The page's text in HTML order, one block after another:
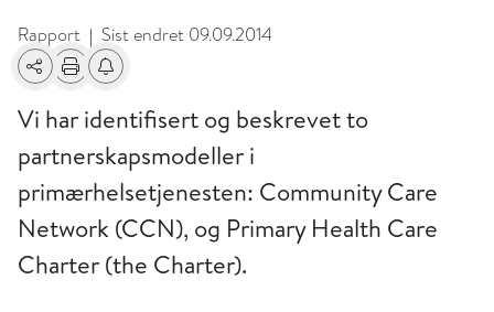
Rapport | Sist endret 09.09.2014
Del Skriv utFå varsel om endringer
Vi har identifisert og beskrevet to
partnerskapsmodeller i
primærhelsetjenesten: Community Care
Network (CCN), og Primary Health Care
Charter (the Charter).